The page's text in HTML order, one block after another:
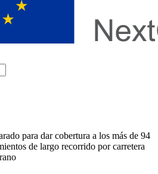
para dar cobertura a los más de 94
de largo recorrido por carretera